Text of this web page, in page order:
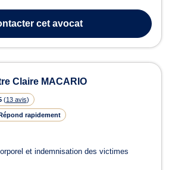
de vice caché immobilier et de loyers
cet avocat
Claire MACARIO
(13 avis)
rapidement
et indemnisation des victimes